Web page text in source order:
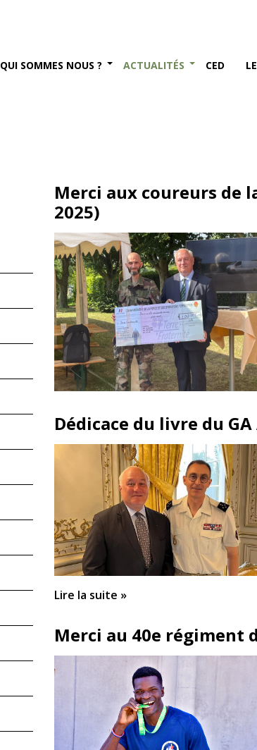
QUI SOMMES NOUS ? ACTUALITÉS CED
Merci aux coureurs de
2025)
Dédicace du livre du
Lire la suite »
Merci au 40e régiment